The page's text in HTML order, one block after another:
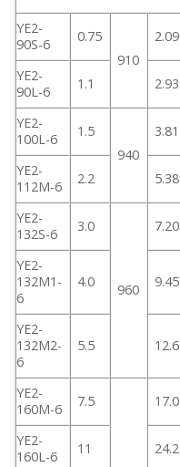
YE2-
90S-6
0.75
910
2.09
YE2-
90L-6
1.1 2.93
YE2-
100L-6
1.5
940
3.81
YE2-
112M-6
2.2 5.38
YE2-
132S-6
3.0
960
7.20
YE2-
132M1-
6
4.0 9.45
YE2-
132M2-
6
5.5 12.6
YE2-
160M-6
7.5 17.0
YE2-
160L-6
11 24.2